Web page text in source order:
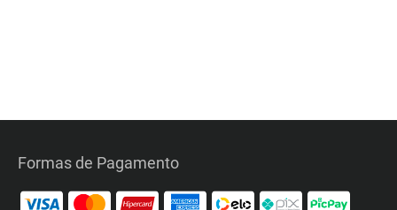
Formas de Pagamento